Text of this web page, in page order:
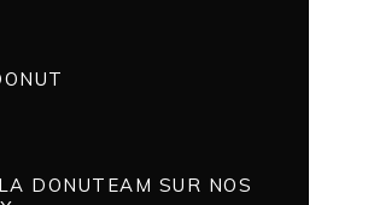
DONUTEAM SUR NOS